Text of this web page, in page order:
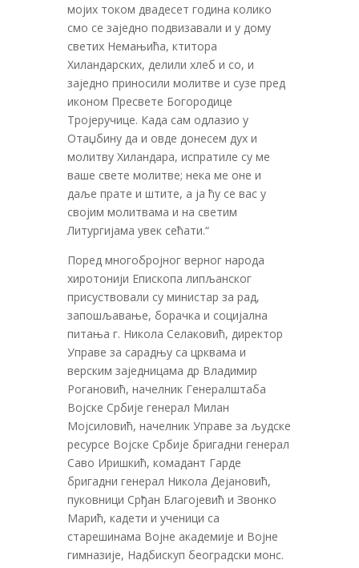
мојих током двадесет година колико
смо се заједно подвизавали и у дому
светих Немањића, ктитора
Хиландарских, делили хлеб и со, и
заједно приносили молитве и сузе пред
иконом Пресвете Богородице
Тројеручице. Када сам одлазио у
Отаџбину да и овде донесем дух и
молитву Хиландара, испратиле су ме
ваше свете молитве; нека ме оне и
даље прате и штите, а ја ћу се вас у
својим молитвама и на светим
Литургијама увек сећати.“
Поред многобројног верног народа
хиротонији Епископа липљанског
присуствовали су министар за рад,
запошљавање, борачка и социјална
питања г. Никола Селаковић, директор
Управе за сарадњу са црквама и
верским заједницама др Владимир
Рогановић, начелник Генералштаба
Војске Србије генерал Милан
Мојсиловић, начелник Управе за људске
ресурсе Војске Србије бригадни генерал
Саво Иришкић, комадант Гарде
бригадни генерал Никола Дејановић,
пуковници Срђан Благојевић и Звонко
Марић, кадети и ученици са
старешинама Војне академије и Војне
гимназије, Надбискуп београдски монс.